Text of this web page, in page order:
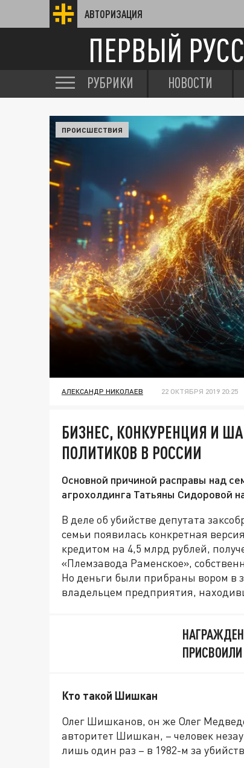
АВТОРИЗАЦИЯ
ПЕРВЫЙ
РУБРИКИ НОВОСТИ
ПРОИСШЕСТВИЯ
АЛЕКСАНДР НИКОЛАЕВ 22 ОКТЯБРЯ 2019 20:25
БИЗНЕС, КОНКУРЕНЦИЯ И
ПОЛИТИКОВ В РОССИИ
Основной причиной расправы над
агрохолдинга Татьяны Сидоровой
В деле об убийстве депутата
семьи появилась конкретная
кредитом на 4,5 млрд рублей,
«Племзавода Раменское»,
Но деньги были прибраны вором
владельцем предприятия,
Кто такой Шишкан
Олег Шишканов, он же Олег
авторитет Шишкан, – человек
лишь один раз – в 1982-м за